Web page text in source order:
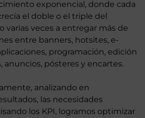
exponencial, donde cada
el doble o el triple del
varias veces a entregar más de
entre banners, hotsites, e-
programación, edición
anuncios, pósteres y encartes.
analizando en
las necesidades
los KPI, logramos optimizar